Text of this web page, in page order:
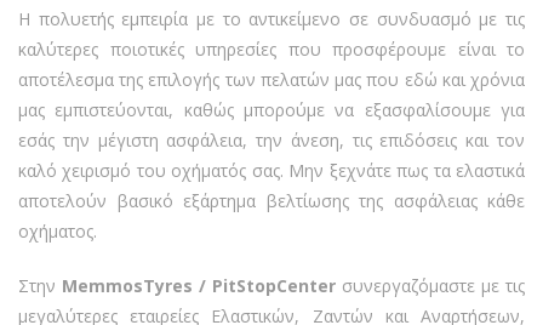
Η πολυετής εμπειρία με το αντικείμενο σε συνδυασμό με τις
καλύτερες ποιοτικές υπηρεσίες που προσφέρουμε είναι το
αποτέλεσμα της επιλογής των πελατών μας που εδώ και χρόνια
μας εμπιστεύονται, καθώς μπορούμε να εξασφαλίσουμε για
εσάς την μέγιστη ασφάλεια, την άνεση, τις επιδόσεις και τον
καλό χειρισμό του οχήματός σας. Μην ξεχνάτε πως τα ελαστικά
αποτελούν βασικό εξάρτημα βελτίωσης της ασφάλειας κάθε
οχήματος.
Στην MemmosTyres / PitStopCenter συνεργαζόμαστε με τις
μεγαλύτερες εταιρείες Ελαστικών, Ζαντών και Αναρτήσεων,